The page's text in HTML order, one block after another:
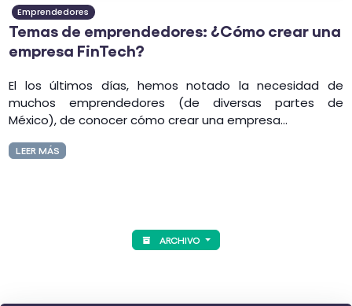
Emprendedores
Temas de emprendedores: ¿Cómo crear una
empresa FinTech?
El los últimos días, hemos notado la necesidad de
muchos emprendedores (de diversas partes de
México), de conocer cómo crear una empresa...
LEER MÁS
ARCHIVO